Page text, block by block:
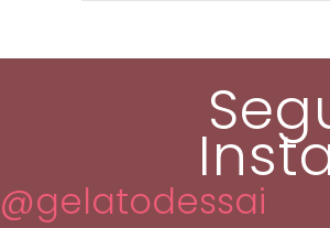
@gelatodessai